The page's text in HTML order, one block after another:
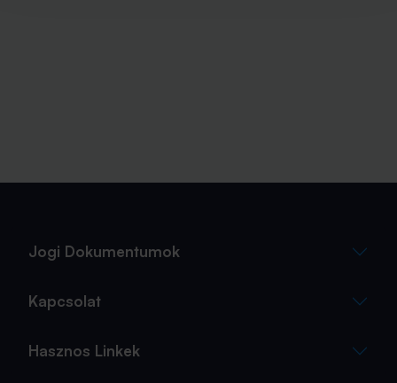
Jogi Dokumentumok
Kapcsolat
Hasznos Linkek